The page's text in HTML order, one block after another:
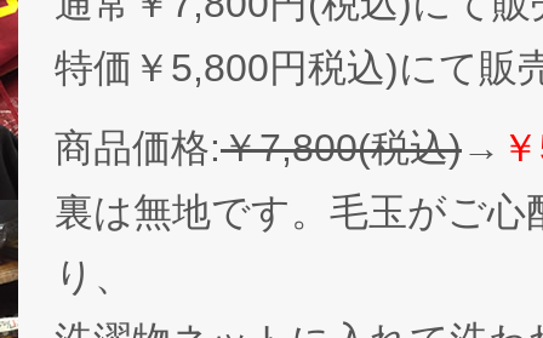
特価￥5,800円税込)にて販
商品価格:￥7,800(税込)→
裏は無地です。毛玉がご
り、